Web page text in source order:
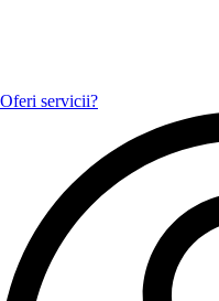
Oferi servicii?